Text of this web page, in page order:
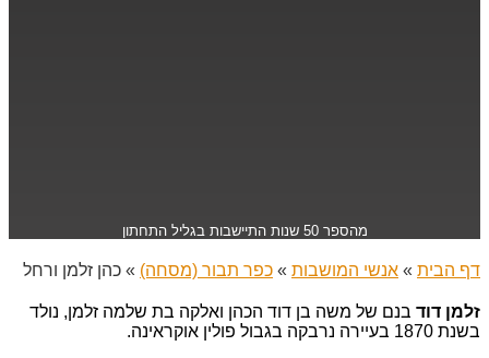
מהספר 50 שנות התיישבות בגליל התחתון
דף הבית » אנשי המושבות » כפר תבור (מסחה) » כהן זלמן ורחל
זלמן דוד בנם של משה בן דוד הכהן ואלקה בת שלמה זלמן, נולד
בשנת 1870 בעיירה נרבקה בגבול פולין אוקראינה.